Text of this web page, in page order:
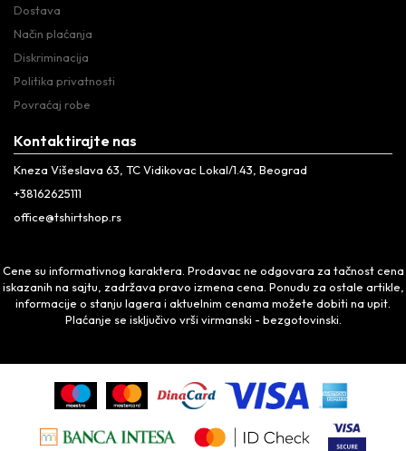
Dostava
Način plaćanja
Diskriminacija
Politika privatnosti
Povraćaj robe
Kontaktirajte nas
Kneza Višeslava 63, TC Vidikovac Lokal/1.43, Beograd
+38162625111
office@tshirtshop.rs
Cene su informativnog karaktera. Prodavac ne odgovara za tačnost cena
iskazanih na sajtu, zadržava pravo izmena cena. Ponudu za ostale artikle,
informacije o stanju lagera i aktuelnim cenama možete dobiti na upit.
Plaćanje se isključivo vrši virmanski - bezgotovinski.